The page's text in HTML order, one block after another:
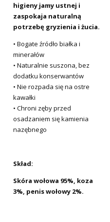
higieny jamy ustnej i
zaspokaja naturalną
potrzebę gryzienia i żucia.
• Bogate źródło białka i
minerałów
• Naturalnie suszona, bez
dodatku konserwantów
• Nie rozpada się na ostre
kawałki
• Chroni zęby przed
osadzaniem się kamienia
nazębnego
Skład:
Skóra wołowa 95%, koza
3%, penis wołowy 2%.